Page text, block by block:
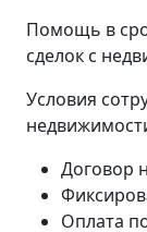
Помощь в
сделок с
Условия
Договор
Оплата